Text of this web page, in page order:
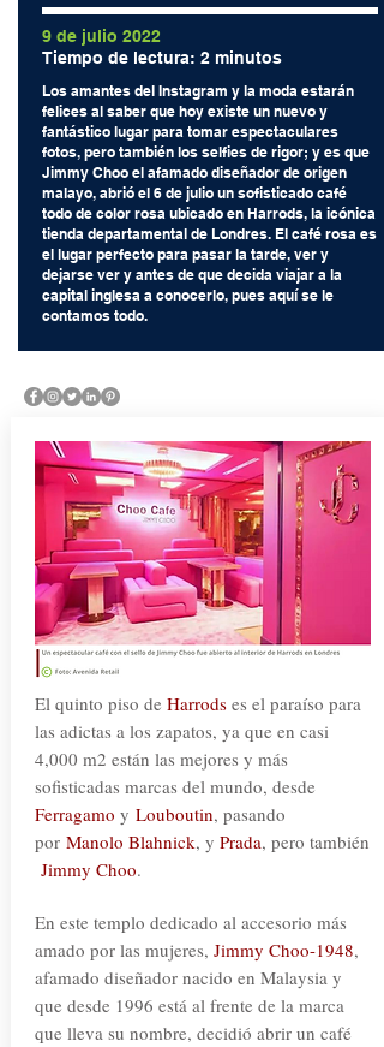
9 de julio 2022
Tiempo de lectura: 2 minutos
Los amantes del Instagram y la moda estarán
felices al saber que hoy existe un nuevo y
fantástico lugar para tomar espectaculares
fotos, pero también los selfies de rigor; y es que
Jimmy Choo el afamado diseñador de origen
malayo, abrió el 6 de julio un sofisticado café
todo de color rosa ubicado en Harrods, la icónica
tienda departamental de Londres. El café rosa es
el lugar perfecto para pasar la tarde, ver y
dejarse ver y antes de que decida viajar a la
capital inglesa a conocerlo, pues aquí se le
contamos todo.
El quinto piso de Harrodses el paraíso para
las adictas a los zapatos, ya que en casi
4,000 m2 están las mejores y más
sofisticadas marcas del mundo, desde
Ferragamo y Louboutin, pasando
por Manolo Blahnick, y Prada, pero también
Jimmy Choo.
En este templo dedicado al accesorio más
amado por las mujeres, Jimmy Choo-1948,
afamado diseñador nacido en Malaysia y
que desde 1996 está al frente de la marca
que lleva su nombre, decidió abrir un café